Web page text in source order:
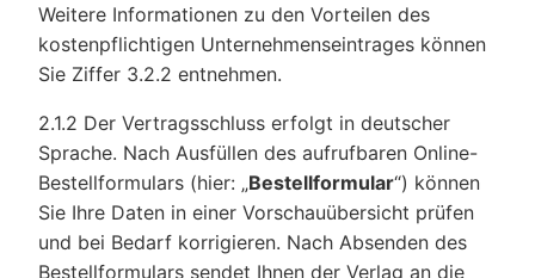
Weitere Informationen zu den Vorteilen des
kostenpflichtigen Unternehmenseintrages können
Sie Ziffer 3.2.2 entnehmen.
2.1.2 Der Vertragsschluss erfolgt in deutscher
Sprache. Nach Ausfüllen des aufrufbaren Online-
Bestellformulars (hier: „Bestellformular“) können
Sie Ihre Daten in einer Vorschauübersicht prüfen
und bei Bedarf korrigieren. Nach Absenden des
Bestellformulars sendet Ihnen der Verlag an die